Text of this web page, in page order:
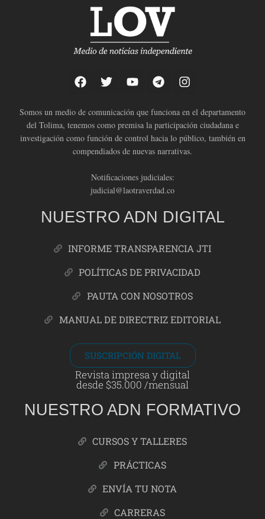
Somos un medio de comunicación que funciona en el departamento
del Tolima, tenemos como premisa la participación ciudadana e
investigación como función de control hacia lo público, también en
compendiados de nuevas narrativas.
Notificaciones judiciales:
judicial@laotraverdad.co
NUESTRO ADN DIGITAL
INFORME TRANSPARENCIA JTI
POLÍTICAS DE PRIVACIDAD
PAUTA CON NOSOTROS
MANUAL DE DIRECTRIZ EDITORIAL
SUSCRIPCIÓN DIGITAL
Revista impresa y digital
desde $35.000 /mensual
NUESTRO ADN FORMATIVO
CURSOS Y TALLERES
PRÁCTICAS
ENVÍA TU NOTA
CARRERAS